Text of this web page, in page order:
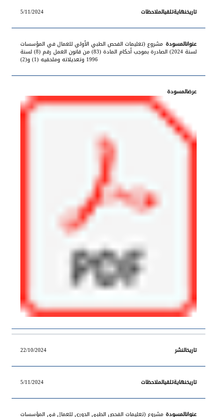
5/11/2024
مشروع (تعليمات الفحص الطبي الأولي للعمال في المؤسسات
لسنة 2024) الصادرة بموجب أحكام المادة (83) من قانون العمل رقم (8) لسنة
1996 وتعديلاته وملحقيه (1) و(2)
22/10/2024
5/11/2024
مشروع (تعليمات الفحص الطبي الدوري للعمال في المؤسسات